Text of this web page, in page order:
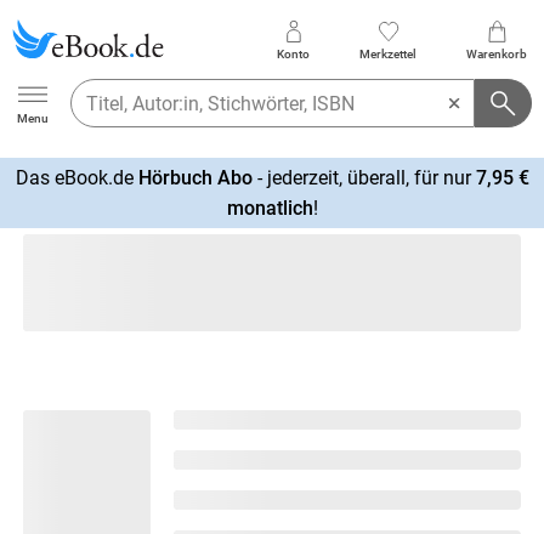
Ebook.de
Menu
Konto Merkzettel Warenkorb
Das eBook.de Hörbuch Abo- jederzeit, überall, für nur7,95 €
monatlich!